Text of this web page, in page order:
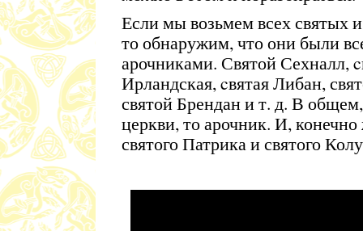
Если мы возьмем всех святых
то обнаружим, что они были
арочниками. Святой Сехналл,
Ирландская, cвятая Либан,
святой Брендан и т. д. В
церкви, то арочник. И,
святого Патрика и святого